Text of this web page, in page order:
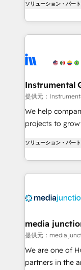
growing tech-
hands you the
eminent solutions &
Elite Partners
Premier Partner
Won HubSpot
HubSpot Rising Star Why us?
potential of the
HubSpot
Hourly-fee
requirement).
ソリューション・パー
Instrumental
提供元：
We help
projects to
HubSpot and
team to
experience for
ソリューション・パー
media
提供元：media
We are one of
partners in the